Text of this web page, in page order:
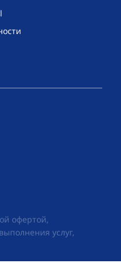
офертой,
услуг,